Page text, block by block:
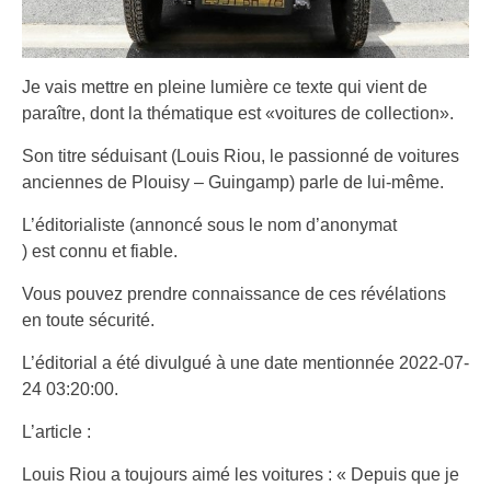
Je vais mettre en pleine lumière ce texte qui vient de
paraître, dont la thématique est «voitures de collection».
Son titre séduisant (Louis Riou, le passionné de voitures
anciennes de Plouisy – Guingamp) parle de lui-même.
L’éditorialiste (annoncé sous le nom d’anonymat
) est connu et fiable.
Vous pouvez prendre connaissance de ces révélations
en toute sécurité.
L’éditorial a été divulgué à une date mentionnée 2022-07-
24 03:20:00.
L’article :
Louis Riou a toujours aimé les voitures : « Depuis que je